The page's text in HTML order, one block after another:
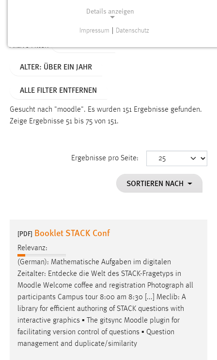
Aktive Filter:
ALTER: ÜBER EIN JAHR
ALLE FILTER ENTFERNEN
Gesucht nach "moodle". Es wurden 151 Ergebnisse gefunden.
Zeige Ergebnisse 51 bis 75 von 151.
Ergebnisse pro Seite:
SORTIEREN NACH
[PDF] Booklet STACK Conf
Relevanz:
(German): Mathematische Aufgaben im digitalen
Zeitalter: Entdecke die Welt des STACK-Fragetyps in
Moodle Welcome coffee and registration Photograph all
participants Campus tour 8:00 am 8:30 [...] Meclib: A
library for efficient authoring of STACK questions with
interactive graphics ▪ The gitsync Moodle plugin for
facilitating version control of questions ▪ Question
management and duplicate/similarity
Details anzeigen
Funktionen und sind für die einwandfreie Funktion der
Name:
Dieser Cookie speichert die ausgewählten Einverständnis-
Performance
Name:
staticfilecache
Zweck:
Für performante Seitenauslieferung wird in diesem Cookie
gespeichert, ob man eingeloggt ist.
Sprachpräferenz
Name:
Impressum Datenschutz